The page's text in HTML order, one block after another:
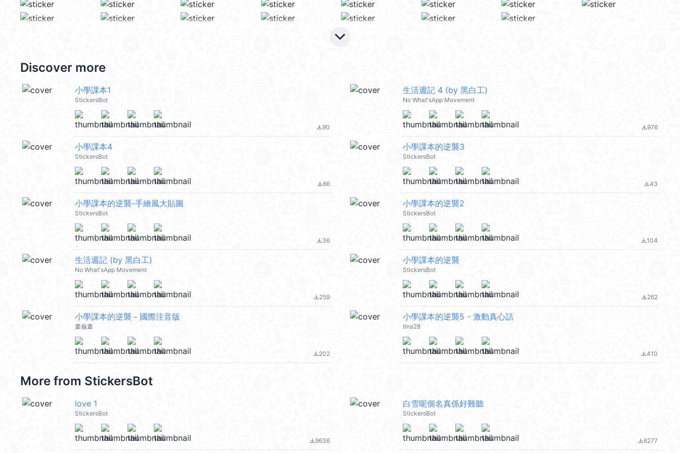
keyboard_arrow_down
Discover more
小學課本1
StickersBot
file_download90
生活週記 4 (by 黑白工)
No What'sApp Movement
file_download976
小學課本4
StickersBot
file_download66
小學課本的逆襲3
StickersBot
file_download43
小學課本的逆襲-手繪風大貼圖
StickersBot
file_download36
小學課本的逆襲2
StickersBot
file_download104
生活週記 (by 黑白工)
No What'sApp Movement
file_download259
小學課本的逆襲
StickersBot
file_download262
小學課本的逆襲－國際注音版
畫龜畫
file_download202
小學課本的逆襲5 - 激動真心話
tina28
file_download410
More from StickersBot
love 1
StickersBot
file_download9636
白雪呢個名真係好難聽
StickersBot
file_download6277